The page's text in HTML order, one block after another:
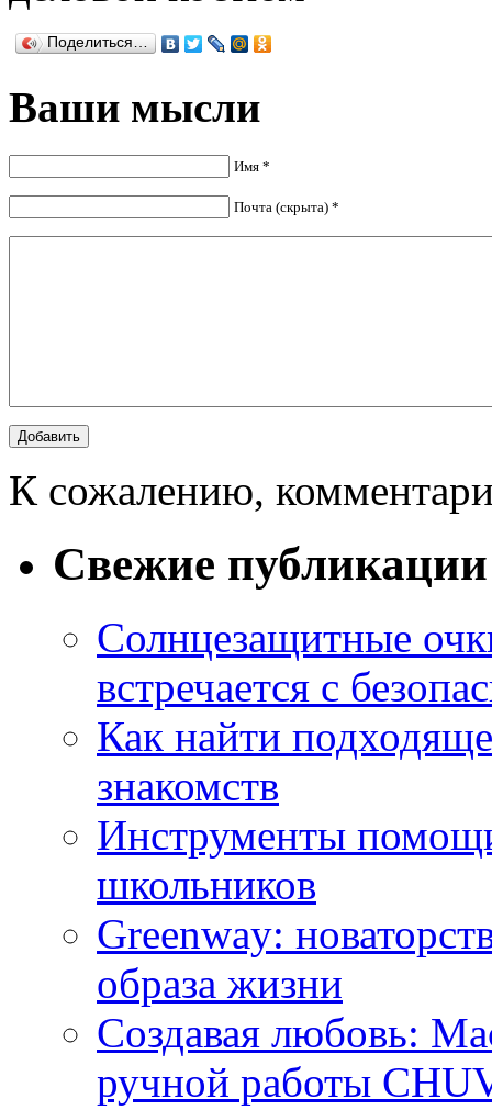
Поделиться…
Ваши мысли
Имя *
Почта (скрыта) *
К сожалению,
Свежие публикации
Солнцезащитные
встречается с
Как найти
знакомств
Инструменты
школьников
Greenway:
образа жизни
Создавая любовь:
ручной работы